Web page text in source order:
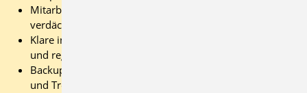
Mitarbeitende für Phishing, manipulierte E-Mails und
verdächtige Links sensibilisieren.
Klare interne Meldewege für Verdachtsfälle festlegen
und regelmäßig kommunizieren.
Backups prüfen: Verfügbarkeit, Wiederherstellbarkeit
und Trennung vom Produktivsystem testen.